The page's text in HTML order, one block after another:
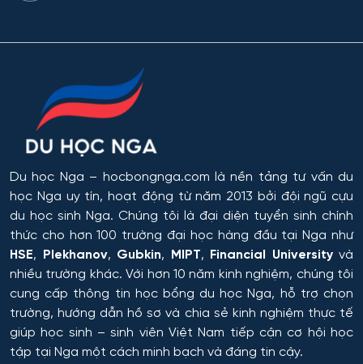
Hóa học cơ bản và ứng dụng
Hóa học, Vật lý và Cơ học Vật liệu
Hóa nông và khoa học đất nông nghiệp
Hóa sinh y học
Hải quan
Hệ thống an ninh thông tin – phân tích
Hệ thống chấp hành hàng không - vũ trụ
Du học Nga – hocbongnga.com là nền tảng tư vấn du
học Nga uy tín, hoạt động từ năm 2013 bởi đội ngũ cựu
du học sinh Nga. Chúng tôi là đại diện tuyển sinh chính
thức cho hơn 100 trường đại học hàng đầu tại Nga như
HSE, Plekhanov, Gubkin, MIPT, Financial Universityvà
nhiều trường khác. Với hơn 10 năm kinh nghiệm, chúng tôi
cung cấp thông tin học bổng du học Nga, hỗ trợ chọn
trường, hướng dẫn hồ sơ và chia sẻ kinh nghiệm thực tế
giúp học sinh – sinh viên Việt Nam tiếp cận cơ hội học
tập tại Nga một cách minh bạch và đáng tin cậy.